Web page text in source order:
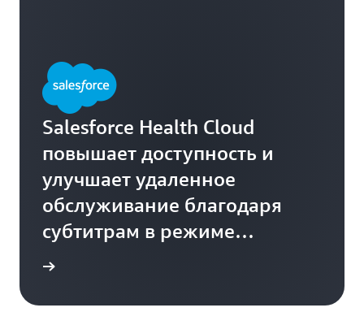
Salesforce Health Cloud
повышает доступность и
улучшает удаленное
обслуживание благодаря
субтитрам в режиме
реального времени и